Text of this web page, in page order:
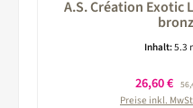
A.S. Création Exotic
Inhalt:5.3
26,60 €
Preise inkl.